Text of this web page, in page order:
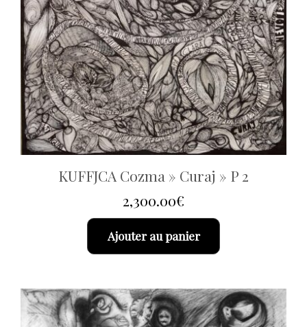
KUFFJCA Cozma » Curaj » P 2
2,300.00€
Ajouter au panier